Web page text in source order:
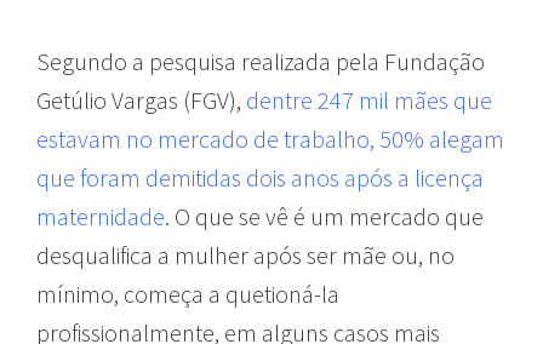
Segundo a pesquisa realizada pela Fundação
Getúlio Vargas (FGV), dentre 247 mil mães que
estavam no mercado de trabalho, 50% alegam
que foram demitidas dois anos após a licença
maternidade. O que se vê é um mercado que
desqualifica a mulher após ser mãe ou, no
mínimo, começa a quetioná-la
profissionalmente, em alguns casos mais